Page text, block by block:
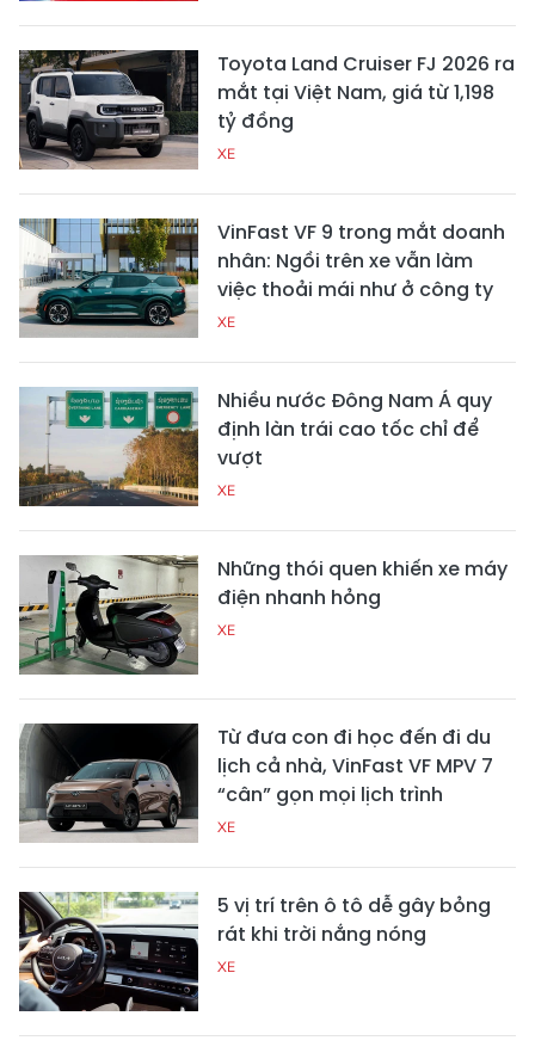
Toyota Land Cruiser FJ 2026 ra
mắt tại Việt Nam, giá từ 1,198
tỷ đồng
XE
VinFast VF 9 trong mắt doanh
nhân: Ngồi trên xe vẫn làm
việc thoải mái như ở công ty
XE
Nhiều nước Đông Nam Á quy
định làn trái cao tốc chỉ để
vượt
XE
Những thói quen khiến xe máy
điện nhanh hỏng
XE
Từ đưa con đi học đến đi du
lịch cả nhà, VinFast VF MPV 7
“cân” gọn mọi lịch trình
XE
5 vị trí trên ô tô dễ gây bỏng
rát khi trời nắng nóng
XE